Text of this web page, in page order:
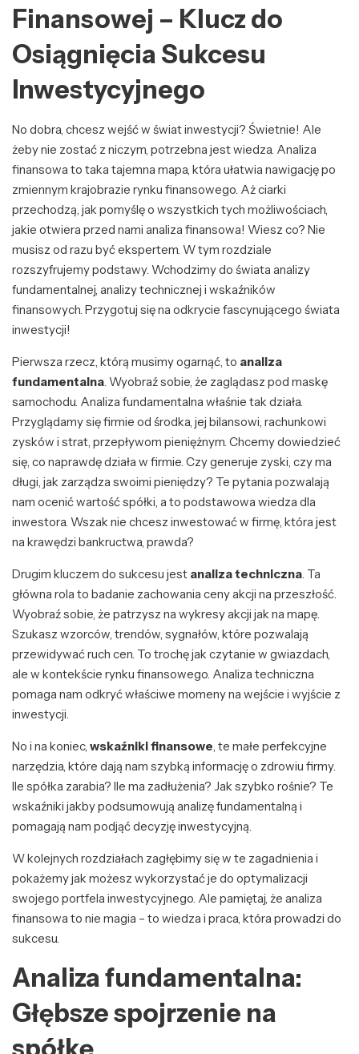
Finansowej – Klucz do
Osiągnięcia Sukcesu
Inwestycyjnego
No dobra, chcesz wejść w świat inwestycji? Świetnie! Ale
żeby nie zostać z niczym, potrzebna jest wiedza. Analiza
finansowa to taka tajemna mapa, która ułatwia nawigację po
zmiennym krajobrazie rynku finansowego. Aż ciarki
przechodzą, jak pomyślę o wszystkich tych możliwościach,
jakie otwiera przed nami analiza finansowa! Wiesz co? Nie
musisz od razu być ekspertem. W tym rozdziale
rozszyfrujemy podstawy. Wchodzimy do świata analizy
fundamentalnej, analizy technicznej i wskaźników
finansowych. Przygotuj się na odkrycie fascynującego świata
inwestycji!
Pierwsza rzecz, którą musimy ogarnąć, to analiza
fundamentalna. Wyobraź sobie, że zaglądasz pod maskę
samochodu. Analiza fundamentalna właśnie tak działa.
Przyglądamy się firmie od środka, jej bilansowi, rachunkowi
zysków i strat, przepływom pieniężnym. Chcemy dowiedzieć
się, co naprawdę działa w firmie. Czy generuje zyski, czy ma
długi, jak zarządza swoimi pieniędzy? Te pytania pozwalają
nam ocenić wartość spółki, a to podstawowa wiedza dla
inwestora. Wszak nie chcesz inwestować w firmę, która jest
na krawędzi bankructwa, prawda?
Drugim kluczem do sukcesu jest analiza techniczna. Ta
główna rola to badanie zachowania ceny akcji na przeszłość.
Wyobraź sobie, że patrzysz na wykresy akcji jak na mapę.
Szukasz wzorców, trendów, sygnałów, które pozwalają
przewidywać ruch cen. To trochę jak czytanie w gwiazdach,
ale w kontekście rynku finansowego. Analiza techniczna
pomaga nam odkryć właściwe momeny na wejście i wyjście z
inwestycji.
No i na koniec, wskaźniki finansowe, te małe perfekcyjne
narzędzia, które dają nam szybką informację o zdrowiu firmy.
Ile spółka zarabia? Ile ma zadłużenia? Jak szybko rośnie? Te
wskaźniki jakby podsumowują analizę fundamentalną i
pomagają nam podjąć decyzję inwestycyjną.
W kolejnych rozdziałach zagłębimy się w te zagadnienia i
pokażemy jak możesz wykorzystać je do optymalizacji
swojego portfela inwestycyjnego. Ale pamiętaj, że analiza
finansowa to nie magia – to wiedza i praca, która prowadzi do
sukcesu.
Analiza fundamentalna:
Głębsze spojrzenie na